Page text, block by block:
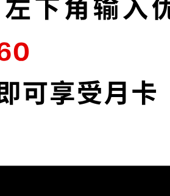
加密技术
最前沿的数据加密技术，使
您的网络隐私与安全。
下载快区加速器